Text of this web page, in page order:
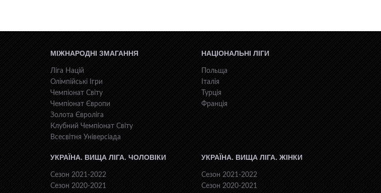
МІЖНАРОДНІ ЗМАГАННЯ
Ліга Націй
Олімпійські Ігри
Чемпіонат Світу
Чемпіонат Європи
Золота Євроліга
Клубний Чемпіонат Світу
Всесвiтня Унiверсiaда
НАЦІОНАЛЬНІ ЛІГИ
Польща
Італія
Турція
Франція
УКРАЇНА. ВИЩА ЛІГА. ЧОЛОВІКИ
Сезон 2021-2022
Сезон 2020-2021
УКРАЇНА. ВИЩА ЛІГА. ЖІНКИ
Сезон 2021-2022
Сезон 2020-2021